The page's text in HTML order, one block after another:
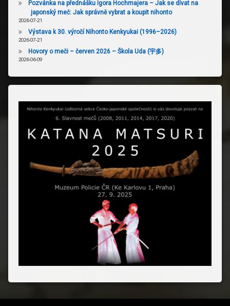
Pozvánka na přednášku Igora Hochmajera – Jak se dívat na
japonský meč: Jak správně vybrat a koupit nihonto
2026-07-21
Výstava k 30. výročí Nihonto Kenkyukai (1996–2026)
2026-07-21
Hovory o meči – červen 2026 – Škola Uda (宇多)
2026-06-09